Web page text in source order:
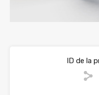
ID de la